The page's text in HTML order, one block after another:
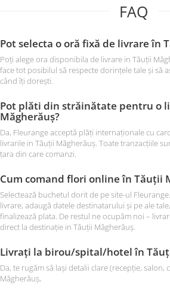
FAQ
Pot selecta o oră fixă de livrare în
Poți alege ora disponibila de livrare in Tăuții
face tot posibilul să respecte dorințele tale și să
când îți dorești.
Pot plăti din străinătate pentru o
Măgherăuș?
Da, Fleurange acceptă plăți internaționale cu
livrarile in Tăuții Măgherăuș. Toate tranzacțiile
țara din care comanzi.
Cum comand flori online în Tăuții
Selectează buchetul dorit de pe site-ul
livrare, adaugă datele destinatarului și pe ale
finalizează plata. De restul ne ocupăm noi –
direct la destinație in Tăuții Măgherăuș.
Livrați la birou/spital/hotel în
Da, te rugăm să lași detalii clare (recepție, salon,
Măgherăuș,